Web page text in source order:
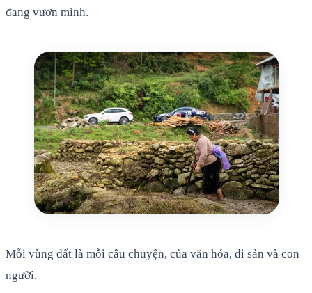
đang vươn mình.
Mỗi vùng đất là mỗi câu chuyện, của văn hóa, di sản và con
người.